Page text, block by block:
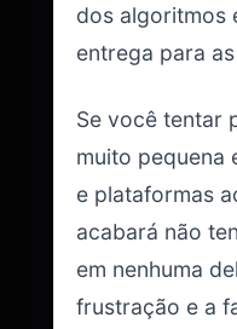
dos algoritmos
entrega para
Se você tentar
muito pequena
e plataformas
acabará não
em nenhuma
frustração e a